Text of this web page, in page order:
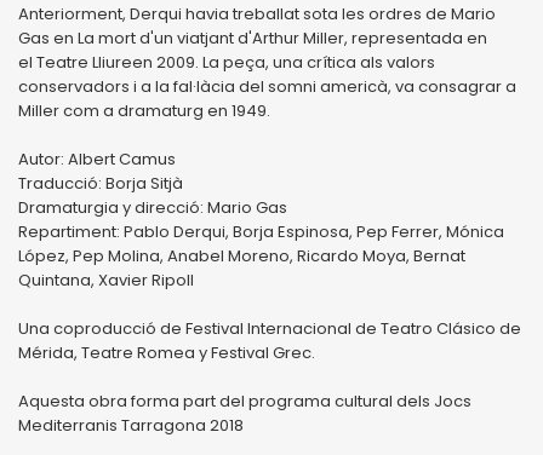
Anteriorment, Derqui havia treballat sota les ordres de Mario
Gas en La mort d'un viatjant d'Arthur Miller, representada en
el Teatre Lliureen 2009. La peça, una crítica als valors
conservadors i a la fal·làcia del somni americà, va consagrar a
Miller com a dramaturg en 1949.
Autor: Albert Camus
Traducció: Borja Sitjà
Dramaturgia y direcció: Mario Gas
Repartiment: Pablo Derqui, Borja Espinosa, Pep Ferrer, Mónica
López, Pep Molina, Anabel Moreno, Ricardo Moya, Bernat
Quintana, Xavier Ripoll
Una coproducció de Festival Internacional de Teatro Clásico de
Mérida, Teatre Romea y Festival Grec.
Aquesta obra forma part del programa cultural dels Jocs
Mediterranis Tarragona 2018